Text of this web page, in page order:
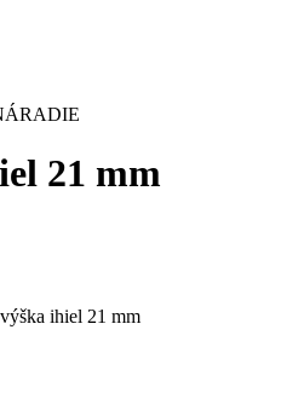
21 mm
ihiel 21 mm